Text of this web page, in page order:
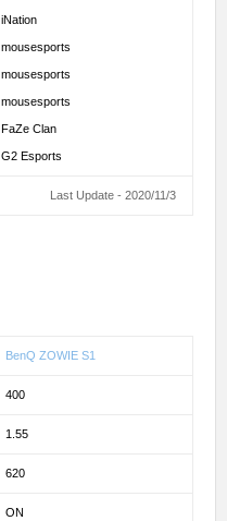
iNation
mousesports
mousesports
mousesports
FaZe Clan
G2 Esports
Last Update - 2020/11/3
BenQ ZOWIE S1
400
1.55
620
ON